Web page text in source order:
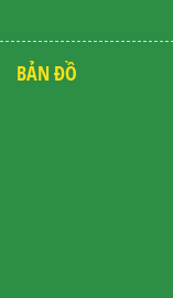
BẢN ĐỒ